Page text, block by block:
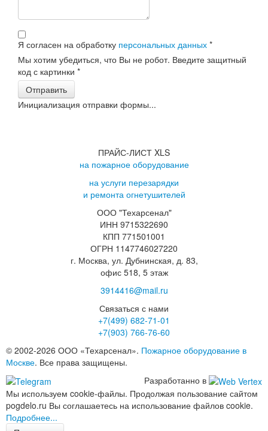
Я согласен на обработку персональных данных *
Мы хотим убедиться, что Вы не робот. Введите защитный
код с картинки *
Отправить
Инициализация отправки формы...
ПРАЙС-ЛИСТ XLS
на пожарное оборудование
на услуги перезарядки
и ремонта огнетушителей
ООО "Техарсенал"
ИНН 9715322690
КПП 771501001
ОГРН 1147746027220
г. Москва, ул. Дубнинская, д. 83,
офис 518, 5 этаж
3914416@mail.ru
Связаться с нами
+7(499) 682-71-01
+7(903) 766-76-60
© 2002-2026 ООО «Техарсенал». Пожарное оборудование в
Москве. Все права защищены.
Разработанно в
Мы используем cookie-файлы. Продолжая пользование сайтом
pogdelo.ru Вы соглашаетесь на использование файлов cookie.
Подробнее...